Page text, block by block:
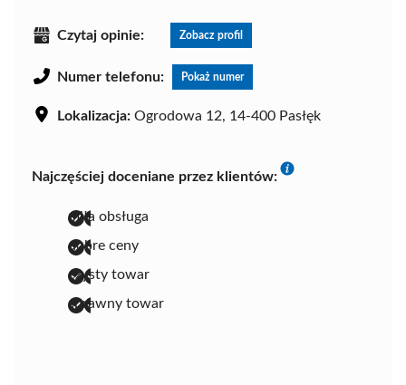
Czytaj opinie: Zobacz profil
Numer telefonu: Pokaż numer
Lokalizacja: Ogrodowa 12, 14-400 Pasłęk
Najczęściej doceniane przez klientów:
miła obsługa
dobre ceny
czysty towar
sprawny towar